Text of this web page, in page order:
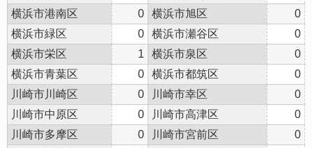
横浜市港南区
0 横浜市旭区
0
横浜市緑区
0 横浜市瀬谷区
0
横浜市栄区
1 横浜市泉区
0
横浜市青葉区
0 横浜市都筑区
0
川崎市川崎区
0 川崎市幸区
0
川崎市中原区
0 川崎市高津区
0
川崎市多摩区
0 川崎市宮前区
0